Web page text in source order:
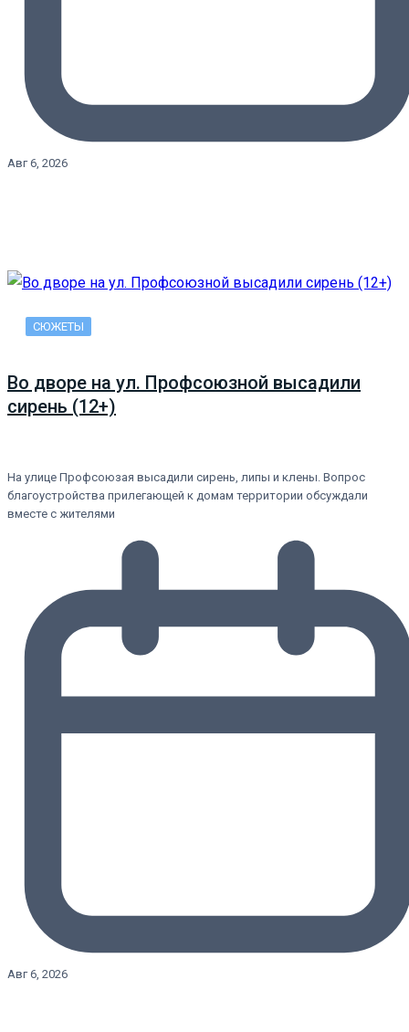
Авг 6, 2026
СЮЖЕТЫ
Во дворе на ул. Профсоюзной высадили
сирень (12+)
На улице Профсоюзая высадили сирень, липы и клены. Вопрос
благоустройства прилегающей к домам территории обсуждали
вместе с жителями
Авг 6, 2026